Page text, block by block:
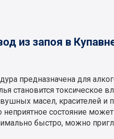
из запоя в
предназначена для
становится токсическое
масел, красителей и
состояние
быстро, можно